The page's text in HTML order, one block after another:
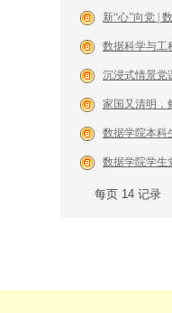
新“心”向党 |
数据科学与工
沉浸式情景
家国又清明
数据学院本科
数据学院学生
每页 14 记录